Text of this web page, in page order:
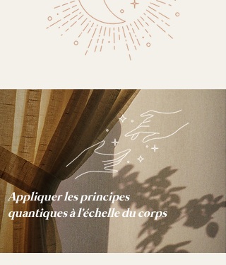
Appliquer les principes
quantiques à l'échelle du corps